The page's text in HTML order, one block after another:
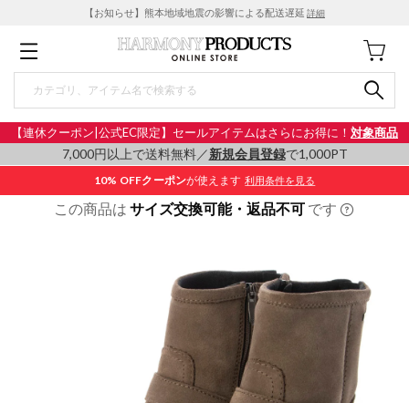
【お知らせ】熊本地域地震の影響による配送遅延 詳細
【連休クーポン|公式EC限定】セールアイテムはさらにお得に！ 対象商品
7,000円以上で送料無料／新規会員登録で1,000PT
10% OFFクーポンが使えます 利用条件を見る
この商品は サイズ交換可能・返品不可 です